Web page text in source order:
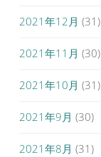
2021年12月 (31)
2021年11月 (30)
2021年10月 (31)
2021年9月 (30)
2021年8月 (31)